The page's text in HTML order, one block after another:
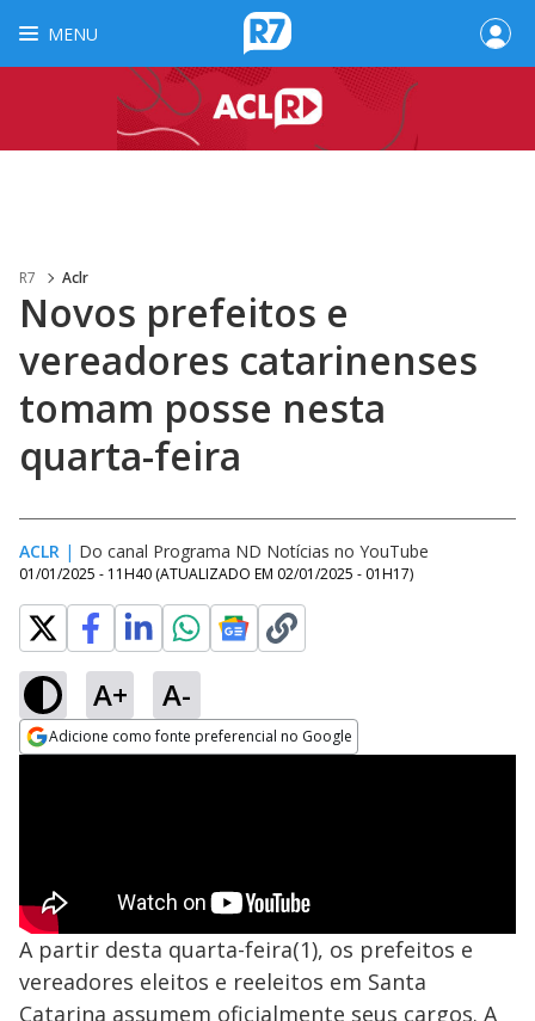
MENU
R7 Aclr
Novos prefeitos e
vereadores catarinenses
tomam posse nesta
quarta-feira
ACLR | Do canal Programa ND Notícias no YouTube
01/01/2025 - 11H40 (ATUALIZADO EM 02/01/2025 - 01H17)
A+ A-
Adicione como fonte preferencial no Google
A partir desta quarta-feira(1), os prefeitos e
vereadores eleitos e reeleitos em Santa
Catarina assumem oficialmente seus cargos. A